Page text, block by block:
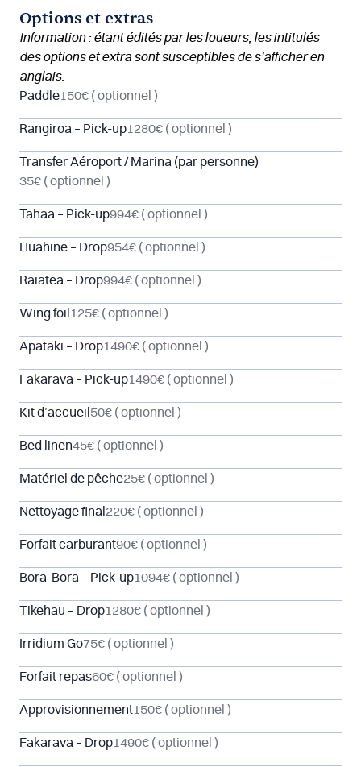
Options et extras
Information : étant édités par les loueurs, les intitulés
des options et extra sont susceptibles de s’afficher en
anglais.
Paddle150€ ( optionnel )
Rangiroa – Pick-up1280€ ( optionnel )
Transfer Aéroport / Marina (par personne)
35€ ( optionnel )
Tahaa – Pick-up994€ ( optionnel )
Huahine – Drop954€ ( optionnel )
Raiatea – Drop994€ ( optionnel )
Wing foil 125€ ( optionnel )
Apataki – Drop1490€ ( optionnel )
Fakarava – Pick-up1490€ ( optionnel )
Kit d’accueil 50€ ( optionnel )
Bed linen45€ ( optionnel )
Matériel de pêche25€ ( optionnel )
Nettoyage final 220€ ( optionnel )
Forfait carburant90€ ( optionnel )
Bora-Bora – Pick-up1094€ ( optionnel )
Tikehau – Drop1280€ ( optionnel )
Irridium Go75€ ( optionnel )
Forfait repas60€ ( optionnel )
Approvisionnement150€ ( optionnel )
Fakarava – Drop1490€ ( optionnel )